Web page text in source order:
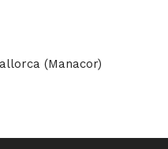
(Manacor)